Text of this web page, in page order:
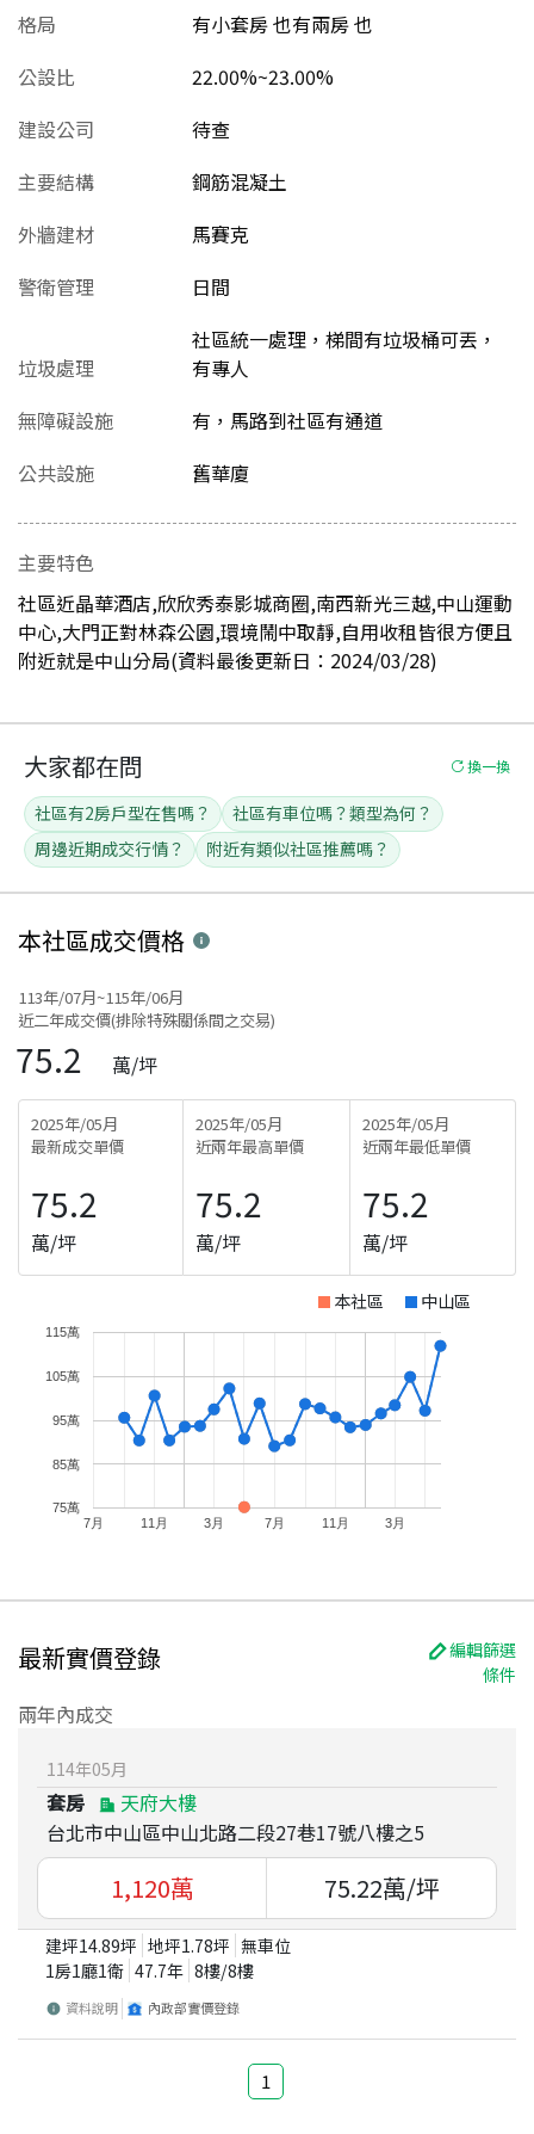
格局
有小套房 也有兩房 也
公設比
22.00%~23.00%
建設公司
待查
主要結構
鋼筋混凝土
外牆建材
馬賽克
警衛管理
日間
垃圾處理
社區統一處理，梯間有垃圾桶可丟，
有專人
無障礙設施
有，馬路到社區有通道
公共設施
舊華廈
主要特色
社區近晶華酒店,欣欣秀泰影城商圈,南西新光三越,中山運動
中心,大門正對林森公園,環境鬧中取靜,自用收租皆很方便且
附近就是中山分局(資料最後更新日：2024/03/28)
大家都在問 換一換
社區有2房戶型在售嗎？
社區有車位嗎？類型為何？
周邊近期成交行情？
附近有類似社區推薦嗎？
本社區成交價格
113年/07月~115年/06月
近二年成交價(排除特殊關係間之交易)
75.2 萬/坪
2025年/05月
最新成交單價
75.2
萬/坪
2025年/05月
近兩年最高單價
75.2
萬/坪
2025年/05月
近兩年最低單價
75.2
萬/坪
本社區 中山區
7月 11月 3月 7月 11月 3月
75萬
85萬
95萬
105萬
115萬
最新實價登錄
編輯篩選
條件
兩年內成交
114年05月
套房
天府大樓
台北市中山區中山北路二段27巷17號八樓之5
1,120萬 75.22萬/坪
建坪14.89坪 地坪1.78坪 無車位
1房1廳1衛 47.7年 8樓/8樓
資料說明 內政部實價登錄
1